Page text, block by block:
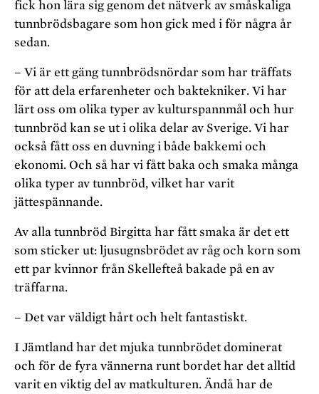
fick hon lära sig genom det nätverk av småskaliga
tunnbrödsbagare som hon gick med i för några år
sedan.
– Vi är ett gäng tunnbrödsnördar som har träffats
för att dela erfarenheter och baktekniker. Vi har
lärt oss om olika typer av kulturspannmål och hur
tunnbröd kan se ut i olika delar av Sverige. Vi har
också fått oss en duvning i både bakkemi och
ekonomi. Och så har vi fått baka och smaka många
olika typer av tunnbröd, vilket har varit
jättespännande.
Av alla tunnbröd Birgitta har fått smaka är det ett
som sticker ut: ljusugnsbrödet av råg och korn som
ett par kvinnor från Skellefteå bakade på en av
träffarna.
– Det var väldigt hårt och helt fantastiskt.
I Jämtland har det mjuka tunnbrödet dominerat
och för de fyra vännerna runt bordet har det alltid
varit en viktig del av matkulturen. Ändå har de